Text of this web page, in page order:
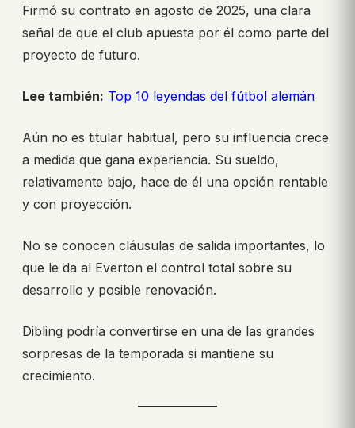
Firmó su contrato en agosto de 2025, una clara
señal de que el club apuesta por él como parte del
proyecto de futuro.
Lee también: Top 10 leyendas del fútbol alemán
Aún no es titular habitual, pero su influencia crece
a medida que gana experiencia. Su sueldo,
relativamente bajo, hace de él una opción rentable
y con proyección.
No se conocen cláusulas de salida importantes, lo
que le da al Everton el control total sobre su
desarrollo y posible renovación.
Dibling podría convertirse en una de las grandes
sorpresas de la temporada si mantiene su
crecimiento.